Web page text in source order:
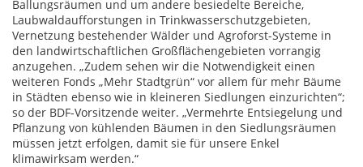
Ballungsräumen und um andere besiedelte Bereiche,
Laubwaldaufforstungen in Trinkwasserschutzgebieten,
Vernetzung bestehender Wälder und Agroforst-Systeme in
den landwirtschaftlichen Großflächengebieten vorrangig
anzugehen. „Zudem sehen wir die Notwendigkeit einen
weiteren Fonds „Mehr Stadtgrün“ vor allem für mehr Bäume
in Städten ebenso wie in kleineren Siedlungen einzurichten“;
so der BDF-Vorsitzende weiter. „Vermehrte Entsiegelung und
Pflanzung von kühlenden Bäumen in den Siedlungsräumen
müssen jetzt erfolgen, damit sie für unsere Enkel
klimawirksam werden.“